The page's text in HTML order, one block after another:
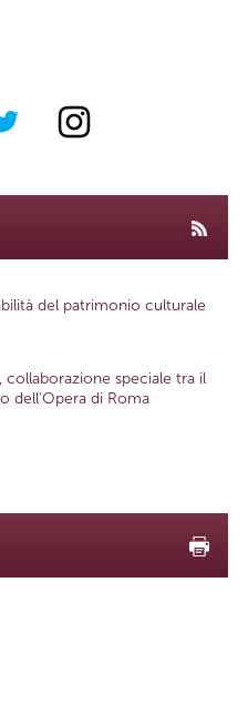
del patrimonio culturale
speciale tra il
dell'Opera di Roma